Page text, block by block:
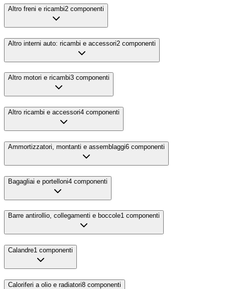
Altro freni e ricambi2 componenti
Altro interni auto: ricambi e accessori2 componenti
Altro motori e ricambi3 componenti
Altro ricambi e accessori4 componenti
Ammortizzatori, montanti e assemblaggi6 componenti
Bagagliai e portelloni4 componenti
Barre antirollio, collegamenti e boccole1 componenti
Calandre1 componenti
Caloriferi a olio e radiatori8 componenti